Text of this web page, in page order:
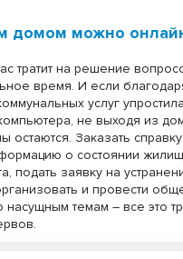
домом можно
тратит на решение
время. И если
услуг
не выходя из
остаются. Заказать
о состоянии
подать заявку на
и провести
темам – все это